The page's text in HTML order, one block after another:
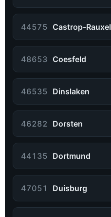
44575 Castrop-Rauxel
48653 Coesfeld
46535 Dinslaken
46282 Dorsten
44135 Dortmund
47051 Duisburg